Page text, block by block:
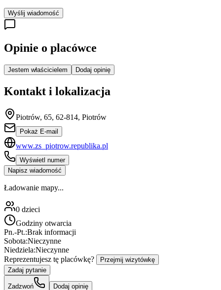
Wyślij wiadomość
Opinie o placówce
Jestem właścicielem Dodaj opinię
Kontakt i lokalizacja
Piotrów, 65, 62-814, Piotrów
Pokaż E-mail
www.zs_piotrow.republika.pl
Wyświetl numer
Napisz wiadomość
Ładowanie mapy...
0 dzieci
Godziny otwarcia
Pn.-Pt.:Brak informacji
Sobota:Nieczynne
Niedziela:Nieczynne
Reprezentujesz tę placówkę?
Przejmij wizytówkę
Zadaj pytanie
Zadzwoń Dodaj opinię